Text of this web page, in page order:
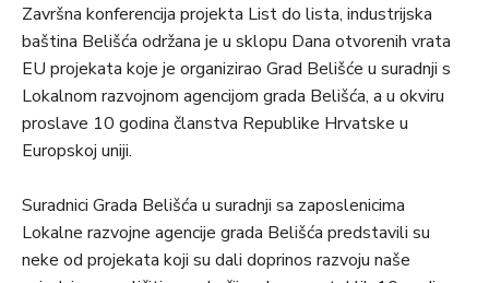
Završna konferencija projekta List do lista, industrijska
baština Belišća održana je u sklopu Dana otvorenih vrata
EU projekata koje je organizirao Grad Belišće u suradnji s
Lokalnom razvojnom agencijom grada Belišća, a u okviru
proslave 10 godina članstva Republike Hrvatske u
Europskoj uniji.
Suradnici Grada Belišća u suradnji sa zaposlenicima
Lokalne razvojne agencije grada Belišća predstavili su
neke od projekata koji su dali doprinos razvoju naše